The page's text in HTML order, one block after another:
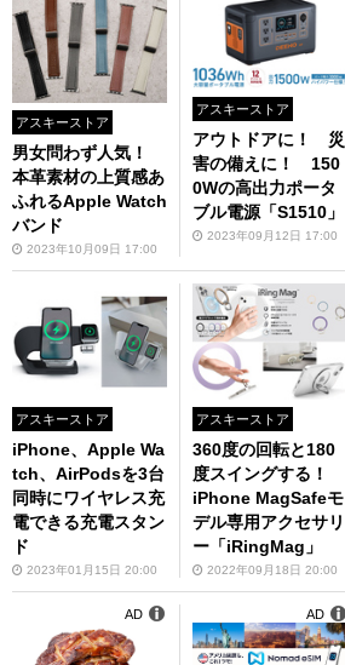
アスキーストア
男女問わず人気！
本革素材の上質感あ
ふれるApple Watch
バンド
2023年10月09日 17:00
アスキーストア
アウトドアに！ 災
害の備えに！ 150
0Wの高出力ポータ
ブル電源「S1510」
2023年09月12日 17:00
アスキーストア
iPhone、Apple Wa
tch、AirPodsを3台
同時にワイヤレス充
電できる充電スタン
ド
2023年01月15日 20:00
アスキーストア
360度の回転と180
度スイングする！
iPhone MagSafeモ
デル専用アクセサリ
ー「iRingMag」
2022年09月18日 20:00
AD AD